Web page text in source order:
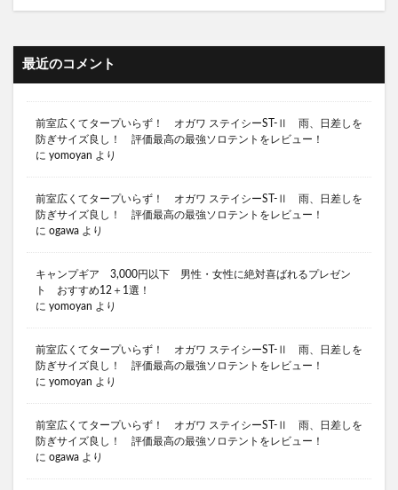
最近のコメント
前室広くてタープいらず！ オガワ ステイシーST-Ⅱ 雨、日差しを
防ぎサイズ良し！ 評価最高の最強ソロテントをレビュー！
に yomoyan より
前室広くてタープいらず！ オガワ ステイシーST-Ⅱ 雨、日差しを
防ぎサイズ良し！ 評価最高の最強ソロテントをレビュー！
に ogawa より
キャンプギア 3,000円以下 男性・女性に絶対喜ばれるプレゼン
ト おすすめ12＋1選！
に yomoyan より
前室広くてタープいらず！ オガワ ステイシーST-Ⅱ 雨、日差しを
防ぎサイズ良し！ 評価最高の最強ソロテントをレビュー！
に yomoyan より
前室広くてタープいらず！ オガワ ステイシーST-Ⅱ 雨、日差しを
防ぎサイズ良し！ 評価最高の最強ソロテントをレビュー！
に ogawa より